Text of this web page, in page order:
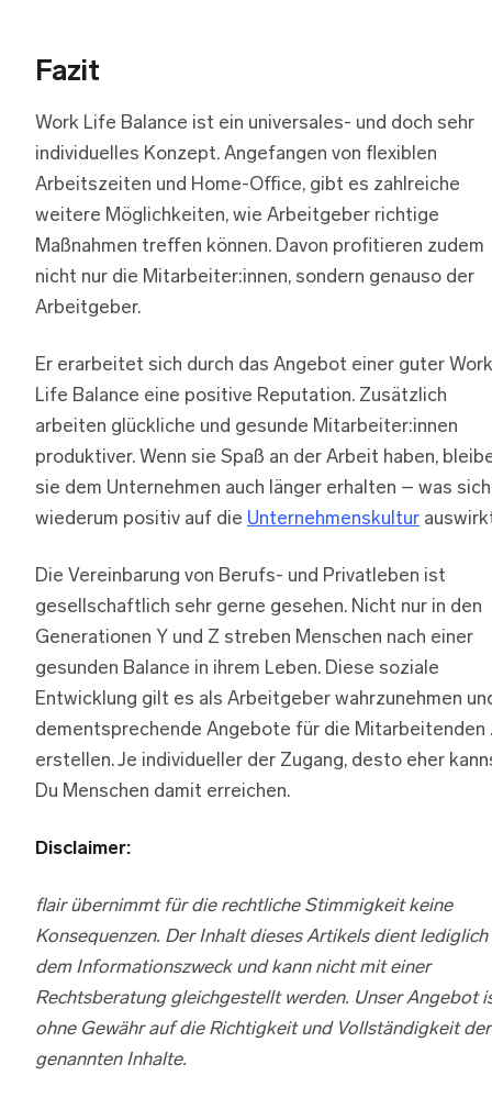
Fazit
Work Life Balance ist ein universales- und doch sehr
individuelles Konzept. Angefangen von flexiblen
Arbeitszeiten und Home-Office, gibt es zahlreiche
weitere Möglichkeiten, wie Arbeitgeber richtige
Maßnahmen treffen können. Davon profitieren zudem
nicht nur die Mitarbeiter:innen, sondern genauso der
Arbeitgeber.
Er erarbeitet sich durch das Angebot einer guter Work
Life Balance eine positive Reputation. Zusätzlich
arbeiten glückliche und gesunde Mitarbeiter:innen
produktiver. Wenn sie Spaß an der Arbeit haben,
sie dem Unternehmen auch länger erhalten – was sich
wiederum positiv auf die Unternehmenskultur
Die Vereinbarung von Berufs- und Privatleben ist
gesellschaftlich sehr gerne gesehen. Nicht nur in den
Generationen Y und Z streben Menschen nach einer
gesunden Balance in ihrem Leben. Diese soziale
Entwicklung gilt es als Arbeitgeber wahrzunehmen
dementsprechende Angebote für die Mitarbeitenden
erstellen. Je individueller der Zugang, desto eher
Du Menschen damit erreichen.
Disclaimer:
flair übernimmt für die rechtliche Stimmigkeit keine
Konsequenzen. Der Inhalt dieses Artikels dient lediglich
dem Informationszweck und kann nicht mit einer
Rechtsberatung gleichgestellt werden. Unser Angebot
ohne Gewähr auf die Richtigkeit und Vollständigkeit der
genannten Inhalte.